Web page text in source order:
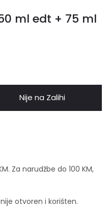
ml edt + 75 ml
Nije na Zalihi
Za narudžbe do 100 KM,
otvoren i korišten.